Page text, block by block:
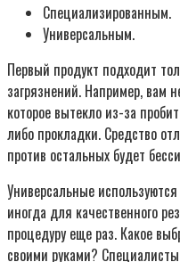
Специализированным.
Универсальным.
Первый продукт подходит
загрязнений. Например, вам
которое вытекло из-за
либо прокладки. Средство
против остальных будет
Универсальные
иногда для качественного
процедуру еще раз. Какое
своими руками?